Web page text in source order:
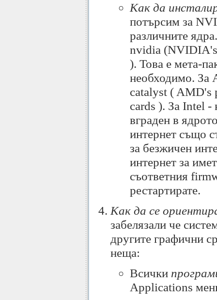
Как да
потърсим за
различните
nvidia
). Това е мета-
необходимо. За
catalyst ( AMD's
cards ). За Intel -
вграден в
интернет също
за безжичен
интернет за
съответния
рестартирате.
Как да се
забелязали че
другите графични
неща:
Всички
Applications